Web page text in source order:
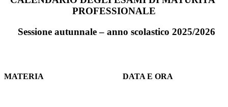
PROFESSIONALE
Sessione autunnale – anno scolastico 2025/2026
MATERIA DATA E ORA